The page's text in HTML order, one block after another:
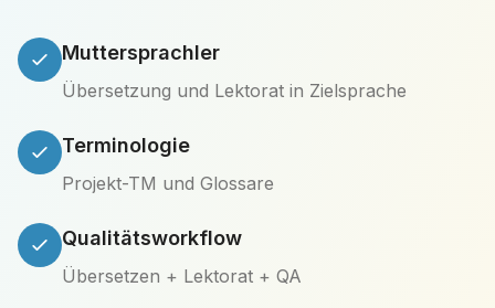
Muttersprachler
Übersetzung und Lektorat in Zielsprache
Terminologie
Projekt-TM und Glossare
Qualitätsworkflow
Übersetzen + Lektorat + QA